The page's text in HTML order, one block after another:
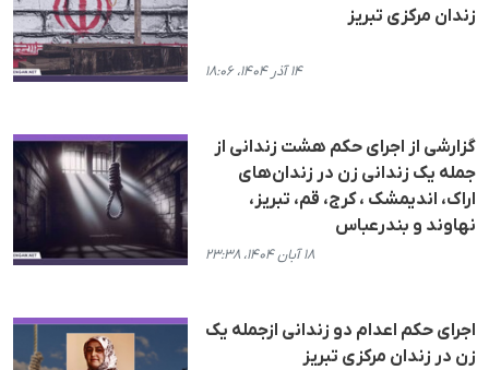
زندان مرکزی تبریز
۱۴ آذر ۱۴۰۴، ۱۸:۰۶
گزارشی از اجرای حکم هشت زندانی از
جملە یک زندانی زن در زندان‌های
اراک، اندیمشک ، کرج، قم، تبریز،
نهاوند و بندرعباس
۱۸ آبان ۱۴۰۴، ۲۳:۳۸
اجرای حکم اعدام دو زندانی ازجملە یک
زن در زندان مرکزی تبریز